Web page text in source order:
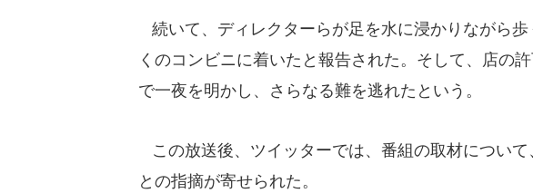
続いて、ディレクターらが足を水に浸かりながら
くのコンビニに着いたと報告された。そして、店の
で一夜を明かし、さらなる難を逃れたという。
この放送後、ツイッターでは、番組の取材につい
との指摘が寄せられた。